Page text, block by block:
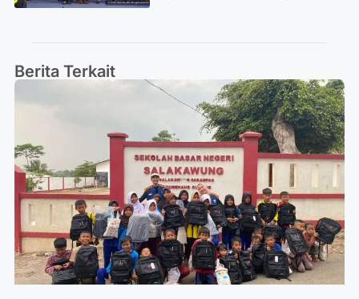
Berita Terkait